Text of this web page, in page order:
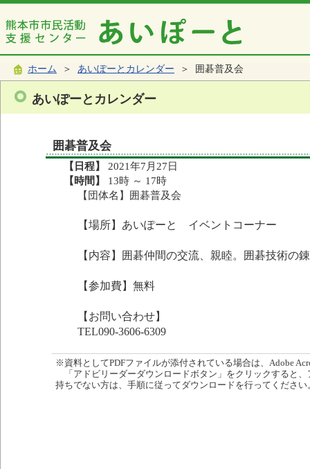
ホーム ＞ あいぽーとカレンダー ＞ 囲碁普及会
あいぽーとカレンダー
囲碁普及会
【日程】
2021年7月27日
【時間】
13時 ～ 17時
【団体名】囲碁普及会
【場所】あいぽーと イベントコーナー
【内容】囲碁仲間の交流、親睦。囲碁技術の
【参加費】無料
【お問い合わせ】
TEL090-3606-6309
※資料としてPDFファイルが添付されている場合は、Adobe
「アドビリーダーダウンロードボタン」をクリックすると
持ちでない方は、手順に従ってダウンロードを行ってください